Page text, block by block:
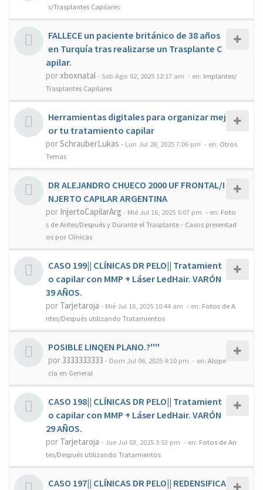
s/Trasplantes Capilares
FALLECE un paciente británico de 38 años
en Turquía tras realizarse un Trasplante C
apilar.
porxboxnatal- Sab Ago 02, 2025 12:17 am - en: Implantes/
Trasplantes Capilares
Herramientas digitales para organizar mej
or tu tratamiento capilar
porSchrauberLukas - Lun Jul 28, 2025 7:06 pm - en: Otros
Temas
DR ALEJANDRO CHUECO 2000 UF FRONTAL/I
NJERTO CAPILAR ARGENTINA
por InjertoCapilarArg - Mié Jul 16, 2025 5:07 pm - en: Foto
s de Antes/Después y Durante el Trasplante - Casos presentad
os por Clínicas
CASO 199|| CLÍNICAS DR PELO|| Tratamient
o capilar con MMP + Láser LedHair. VARÓN
39 AÑOS.
por Tarjetaroja - Mié Jul 16, 2025 10:44 am - en: Fotos de A
ntes/Después utilizando Tratamientos
POSIBLE LINQEN PLANO.?''''
por3333333333 - Dom Jul 06, 2025 4:10 pm - en: Alope
cia en General
CASO 198|| CLÍNICAS DR PELO|| Tratamient
o capilar con MMP + Láser LedHair. VARÓN
29 AÑOS.
por Tarjetaroja -Jue Jul 03, 2025 3:53 pm - en: Fotos de An
tes/Después utilizando Tratamientos
CASO 197|| CLÍNICAS DR PELO|| REDENSIFICA